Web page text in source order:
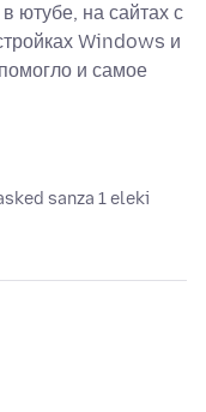
ютубе, на сайтах с
Windows и
и самое
sanza 1 eleki